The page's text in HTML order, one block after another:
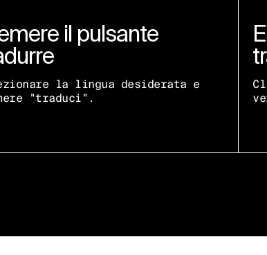
il pulsante
la lingua desiderata e
"traduci".